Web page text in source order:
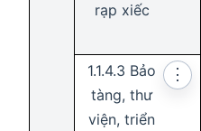
rạp xiếc
1.1.4.3 Bảo
tàng, thư
viện, triển
⋮